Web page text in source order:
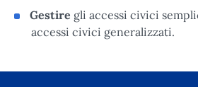
Gestire gli accessi civici
accessi civici generalizzati.